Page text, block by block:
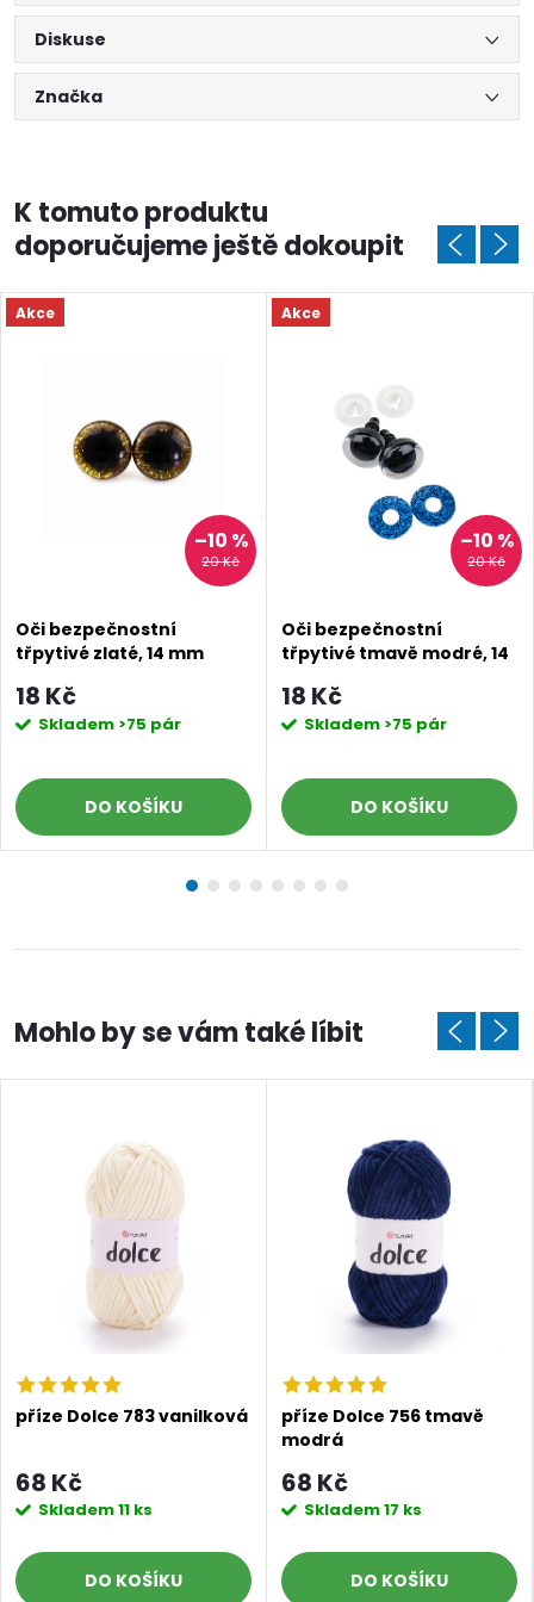
Diskuse
Značka
K tomuto produktu
doporučujeme ještě dokoupit
Akce
20 Kč
–10 %
Oči bezpečnostní
třpytivé zlaté, 14 mm
18 Kč
Skladem >75 pár
DO KOŠÍKU
Akce
20 Kč
–10 %
Oči bezpečnostní
třpytivé tmavě modré, 14
18 Kč
Skladem >75 pár
DO KOŠÍKU
příze Dolce 783 vanilková
68 Kč
Skladem11 ks
DO KOŠÍKU
příze Dolce 756 tmavě
modrá
68 Kč
Skladem17 ks
DO KOŠÍKU
Doprava a platby Prodejna Blog a návody